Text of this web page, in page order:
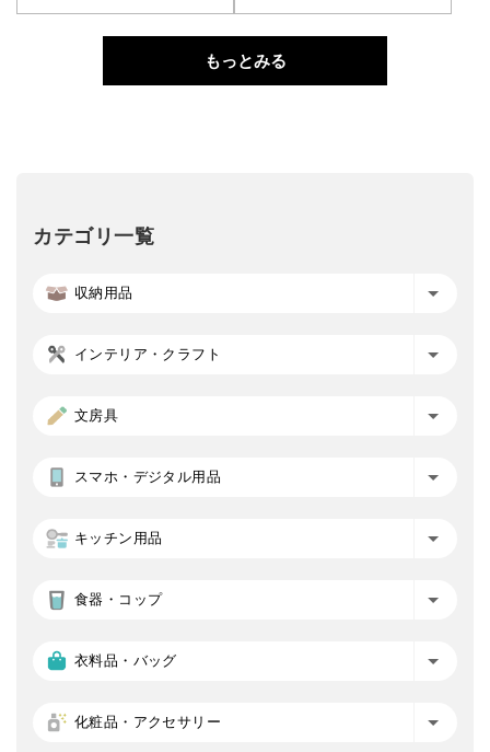
もっとみる
カテゴリ一覧
収納用品
インテリア・クラフト
文房具
スマホ・デジタル用品
キッチン用品
食器・コップ
衣料品・バッグ
化粧品・アクセサリー